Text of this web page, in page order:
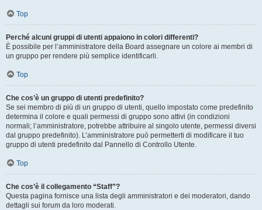
Top
Perché alcuni gruppi di utenti appaiono in colori differenti?
È possibile per l’amministratore della Board assegnare un colore ai membri di
un gruppo per rendere più semplice identificarli.
Top
Che cos’è un gruppo di utenti predefinito?
Se sei membro di più di un gruppo di utenti, quello impostato come predefinito
determina il colore e quali permessi di gruppo sono attivi (in condizioni
normali; l’amministratore, potrebbe attribuire al singolo utente, permessi diversi
dal gruppo predefinito). L’amministratore può permetterti di modificare il tuo
gruppo di utenti predefinito dal Pannello di Controllo Utente.
Top
Che cos’è il collegamento “Staff”?
Questa pagina fornisce una lista degli amministratori e dei moderatori, dando
dettagli sui forum da loro moderati.